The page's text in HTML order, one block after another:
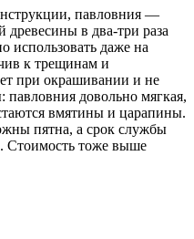
павловния —
в два-три раза
использовать даже на
к трещинам и
при окрашивании и не
довольно мягкая,
вмятины и царапины.
пятна, а срок службы
Стоимость тоже выше